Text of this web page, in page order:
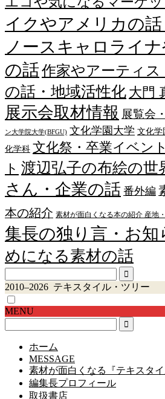
イクやアメリカの話
ノースキャロライ
の話作家やアーティス
の話・地域活性化 大門
展示会取材情報 展覧会
ン大学院大学(BFGU) 文化学園大学 文化学
化学科 文化祭・卒業イベン
ト 渡辺弘子の布絵の世
さん・企業の話 番外編
本の紹介 素材が面白くなる本の紹介 産地
集長の独り言・お知
めになる素材の話
2010–2026 テキスタイル・ツリー
MENU
ホーム
MESSAGE
素材が面白くなる『テキスタ
編集長プロフィール
取扱書店